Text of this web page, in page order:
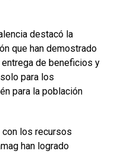
destacó la
que han demostrado
de beneficios y
para los
para la población
con los recursos
han logrado